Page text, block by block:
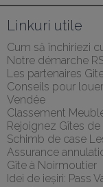
Linkuri utile
Cum să închiriezi
Notre démarche
Les partenaires
Conseils pour
Vendée
Classement
Rejoignez Gîtes
Schimb de case
Assurance
Gîte à Noirmoutier
Idei de ieșiri: Pass